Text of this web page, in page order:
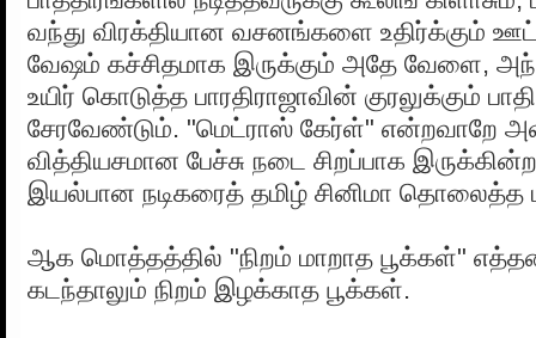
வந்து விரக்தியான வசனங்களை உதிர்க்கும்
வேஷம் கச்சிதமாக இருக்கும் அதே வேளை,
உயிர் கொடுத்த பாரதிராஜாவின் குரலுக்கும்
சேரவேண்டும். "மெட்ராஸ் கேர்ள்" என்றவாறே
வித்தியசமான பேச்சு நடை சிறப்பாக
இயல்பான நடிகரைத் தமிழ் சினிமா தொலைத்த
ஆக மொத்தத்தில் "நிறம் மாறாத பூக்கள்"
கடந்தாலும் நிறம் இழக்காத பூக்கள்.